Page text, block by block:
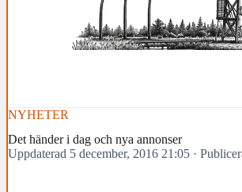
NYHETER
Det händer i dag och nya annonser
Uppdaterad 5 december, 2016 21:05 ·